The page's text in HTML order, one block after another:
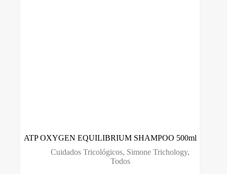
ATP OXYGEN EQUILIBRIUM SHAMPOO 500ml
Cuidados Tricológicos, Simone Trichology,
Todos